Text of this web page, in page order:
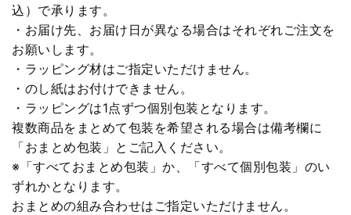
込）で承ります。
・お届け先、お届け日が異なる場合はそれぞれご注文を
お願いします。
・ラッピング材はご指定いただけません。
・のし紙はお付けできません。
・ラッピングは1点ずつ個別包装となります。
複数商品をまとめて包装を希望される場合は備考欄に
「おまとめ包装」とご記入ください。
※「すべておまとめ包装」か、「すべて個別包装」のい
ずれかとなります。
おまとめの組み合わせはご指定いただけません。